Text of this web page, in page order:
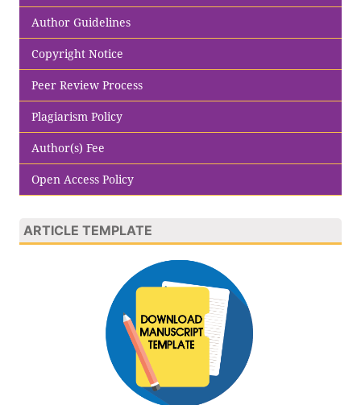
Author Guidelines
Copyright Notice
Peer Review Process
Plagiarism Policy
Author(s) Fee
Open Access Policy
ARTICLE TEMPLATE